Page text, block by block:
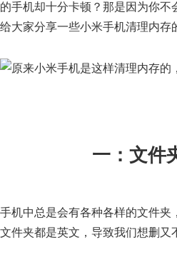
的手机却十分卡顿？那是因为你不
给大家分享一些小米手机清理内存
一：文件
手机中总是会有各种各样的文件夹
文件夹都是英文，导致我们想删又